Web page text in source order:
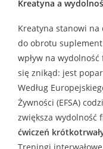
Kreatyna a
Kreatyna stanowi
do obrotu
wpływ na
się znikąd: jest
Według
Żywności (EFSA)
zwiększa wydolność
ćwiczeń